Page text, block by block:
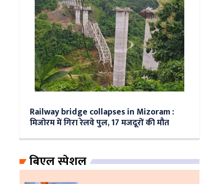
Railway bridge collapses in Mizoram :
मिजोरम में गिरा रेलवे पुल, 17 मजदूरों की मौत
बिएल स्पेशल